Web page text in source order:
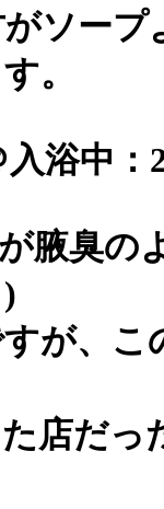
ソープ
。
浴中：
腋臭の
が、
店だ